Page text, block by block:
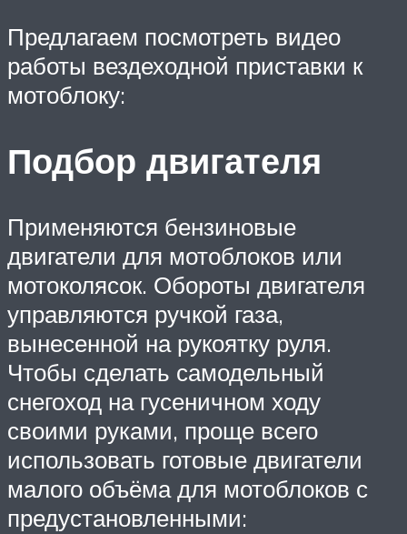
Предлагаем посмотреть видео
работы вездеходной приставки к
мотоблоку:
Подбор двигателя
Применяются бензиновые
двигатели для мотоблоков или
мотоколясок. Обороты двигателя
управляются ручкой газа,
вынесенной на рукоятку руля.
Чтобы сделать самодельный
снегоход на гусеничном ходу
своими руками, проще всего
использовать готовые двигатели
малого объёма для мотоблоков с
предустановленными: